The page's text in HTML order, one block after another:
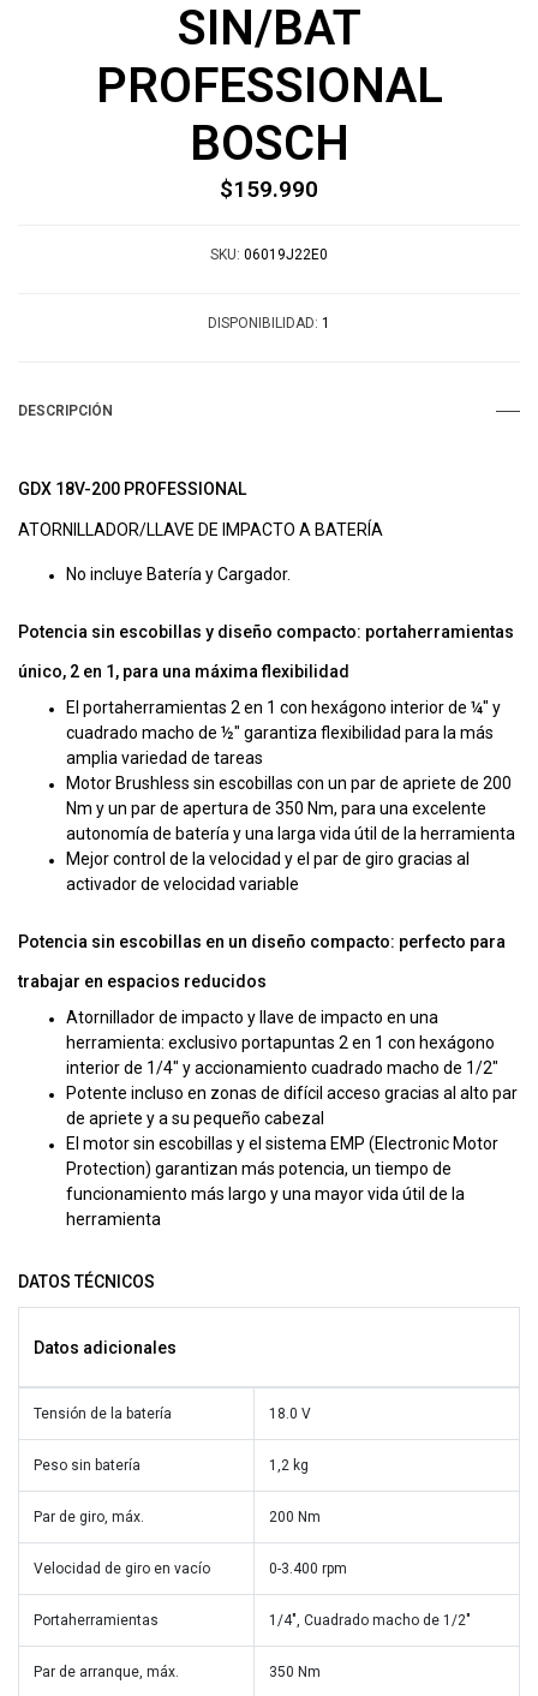
SIN/BAT
PROFESSIONAL
BOSCH
$159.990
SKU: 06019J22E0
DISPONIBILIDAD: 1
DESCRIPCIÓN
GDX 18V-200 PROFESSIONAL
ATORNILLADOR/LLAVE DE IMPACTO A BATERÍA
No incluye Batería y Cargador.
Potencia sin escobillas y diseño compacto: portaherramientas
único, 2 en 1, para una máxima flexibilidad
El portaherramientas 2 en 1 con hexágono interior de ¼" y
cuadrado macho de ½" garantiza flexibilidad para la más
amplia variedad de tareas
Motor Brushless sin escobillas con un par de apriete de 200
Nm y un par de apertura de 350 Nm, para una excelente
autonomía de batería y una larga vida útil de la herramienta
Mejor control de la velocidad y el par de giro gracias al
activador de velocidad variable
Potencia sin escobillas en un diseño compacto: perfecto para
trabajar en espacios reducidos
Atornillador de impacto y llave de impacto en una
herramienta: exclusivo portapuntas 2 en 1 con hexágono
interior de 1/4" y accionamiento cuadrado macho de 1/2"
Potente incluso en zonas de difícil acceso gracias al alto par
de apriete y a su pequeño cabezal
El motor sin escobillas y el sistema EMP (Electronic Motor
Protection) garantizan más potencia, un tiempo de
funcionamiento más largo y una mayor vida útil de la
herramienta
DATOS TÉCNICOS
Datos adicionales
Tensión de la batería 18.0 V
Peso sin batería 1,2 kg
Par de giro, máx. 200 Nm
Velocidad de giro en vacío 0-3.400 rpm
Portaherramientas 1/4", Cuadrado macho de 1/2"
Par de arranque, máx. 350 Nm